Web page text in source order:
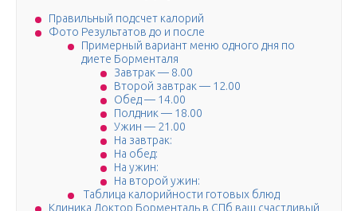
Правильный подсчет калорий
Фото Результатов до и после
Примерный вариант меню одного дня по
диете Борменталя
Завтрак — 8.00
Второй завтрак — 12.00
Обед — 14.00
Полдник — 18.00
Ужин — 21.00
На завтрак:
На обед:
На ужин:
На второй ужин:
Таблица калорийности готовых блюд
Клиника Доктор Борменталь в СПб ваш счастливый